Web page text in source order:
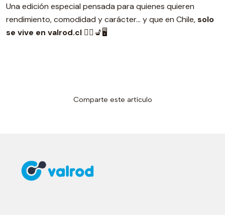
Una edición especial pensada para quienes quieren
rendimiento, comodidad y carácter… y que en Chile,solo
se vive en valrod.cl 🏴‍☠️💺🖥️
Comparte este artículo